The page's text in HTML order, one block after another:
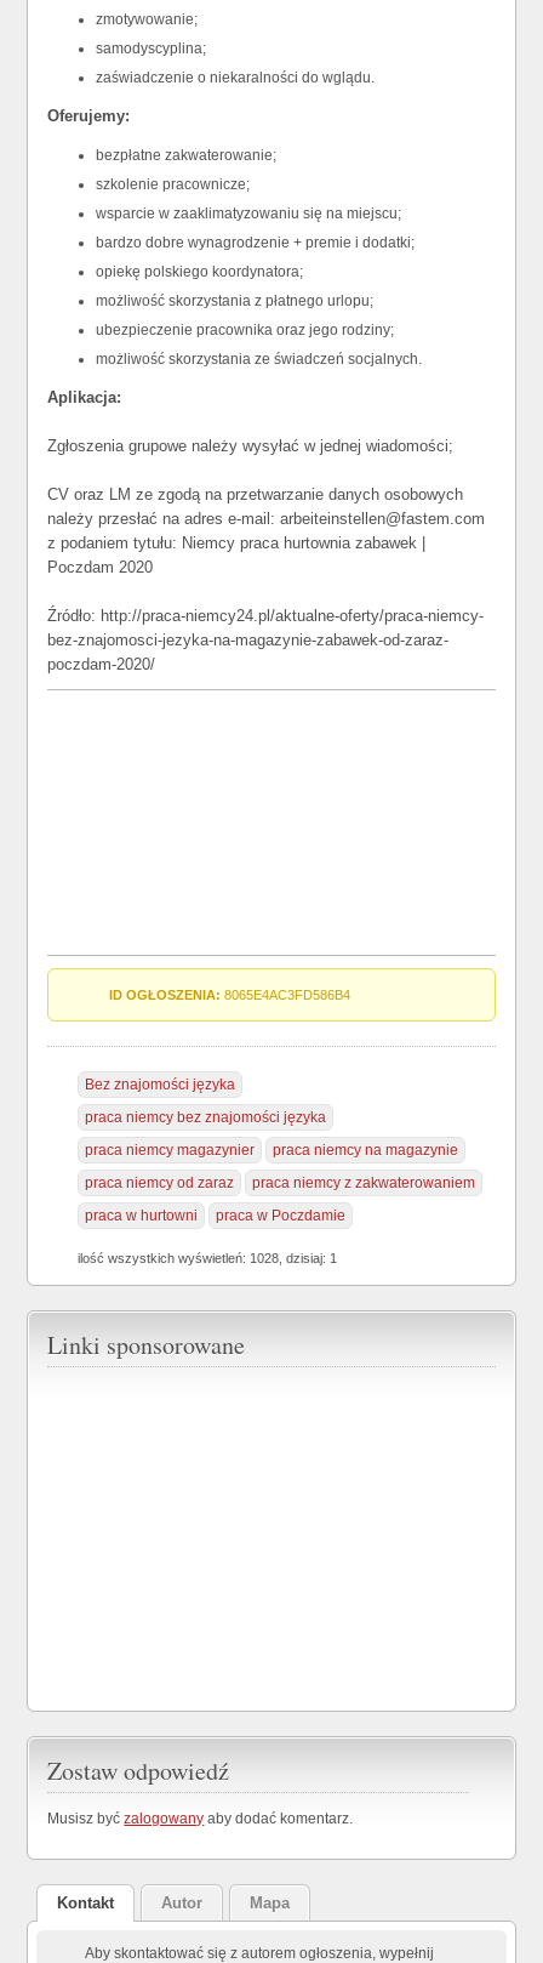
zmotywowanie;
samodyscyplina;
zaświadczenie o niekaralności do wglądu.
Oferujemy:
bezpłatne zakwaterowanie;
szkolenie pracownicze;
wsparcie w zaaklimatyzowaniu się na miejscu;
bardzo dobre wynagrodzenie + premie i dodatki;
opiekę polskiego koordynatora;
możliwość skorzystania z płatnego urlopu;
ubezpieczenie pracownika oraz jego rodziny;
możliwość skorzystania ze świadczeń socjalnych.
Aplikacja:
Zgłoszenia grupowe należy wysyłać w jednej wiadomości;
CV oraz LM ze zgodą na przetwarzanie danych osobowych
należy przesłać na adres e-mail: arbeiteinstellen@fastem.com
z podaniem tytułu: Niemcy praca hurtownia zabawek |
Poczdam 2020
Źródło: http://praca-niemcy24.pl/aktualne-oferty/praca-niemcy-
bez-znajomosci-jezyka-na-magazynie-zabawek-od-zaraz-
poczdam-2020/
ID OGŁOSZENIA: 8065E4AC3FD586B4
Bez znajomości języka
praca niemcy bez znajomości języka
praca niemcy magazynier
praca niemcy na magazynie
praca niemcy od zaraz
praca niemcy z zakwaterowaniem
praca w hurtowni
praca w Poczdamie
ilość wszystkich wyświetleń: 1028, dzisiaj: 1
Linki sponsorowane
Zostaw odpowiedź
Musisz byćzalogowany aby dodać komentarz.
Kontakt Autor Mapa
Aby skontaktować się z autorem ogłoszenia, wypełnij